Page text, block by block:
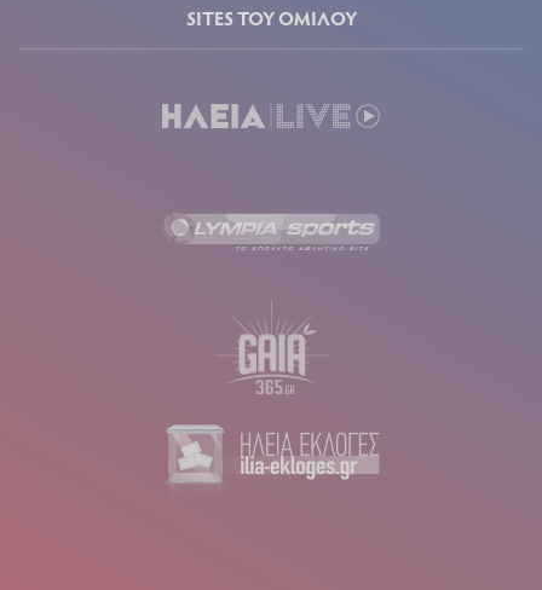
SITES ΤΟΥ ΟΜΙΛΟΥ